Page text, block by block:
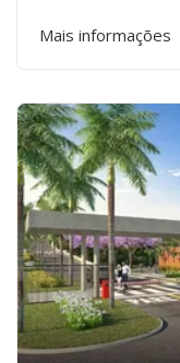
Mais informações